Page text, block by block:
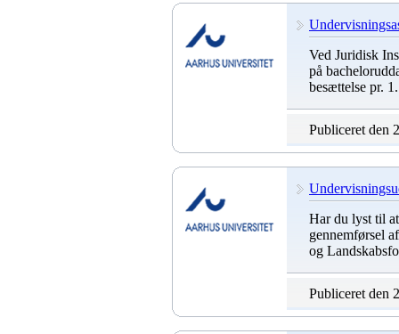
Ved Juridisk
på
besættelse pr.
Publiceret den
Har du lyst til
gennemførsel
og
Publiceret den